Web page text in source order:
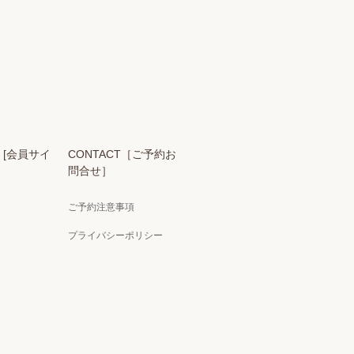
[会員サイ
CONTACT［ご予約お
問合せ］
ご予約注意事項
プライバシーポリシー